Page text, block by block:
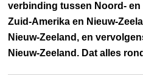
verbinding tussen Noord-
Zuid-Amerika en Nieuw-
Nieuw-Zeeland, en
Nieuw-Zeeland. Dat alles